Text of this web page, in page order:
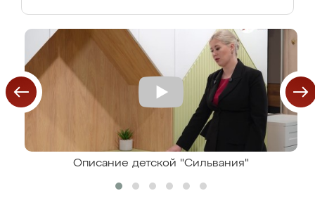
Описание детской "Сильвания"